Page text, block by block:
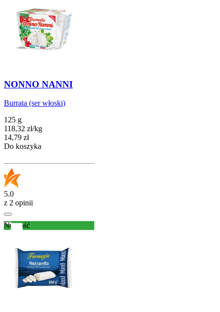
NONNO NANNI
Burrata (ser włoski)
125 g
118,32 zł/kg
Cena
14,79 zł
Do koszyka
5.0
z 2 opinii
Nowość